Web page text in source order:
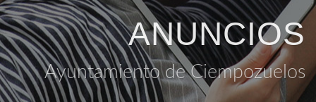
ANUNCIOS
Ayuntamiento de Ciempozuelos